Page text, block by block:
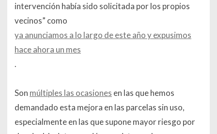
intervención había sido solicitada por los propios
vecinos” como
ya anunciamos a lo largo de este año y expusimos
hace ahora un mes
.
Son múltiples las ocasiones en las que hemos
demandado esta mejora en las parcelas sin uso,
especialmente en las que supone mayor riesgo por